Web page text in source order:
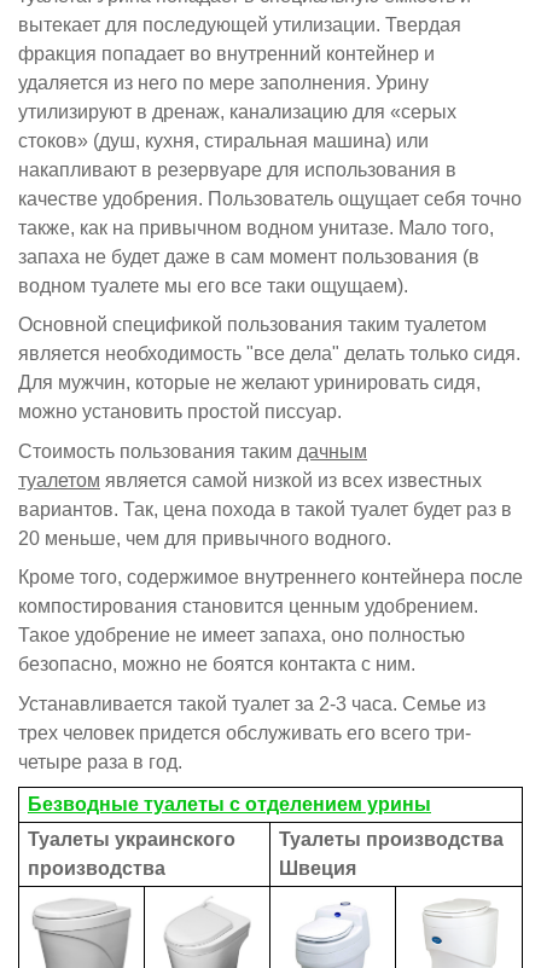
вытекает для последующей утилизации. Твердая
фракция попадает во внутренний контейнер и
удаляется из него по мере заполнения. Урину
утилизируют в дренаж, канализацию для «серых
стоков» (душ, кухня, стиральная машина) или
накапливают в резервуаре для использования в
качестве удобрения. Пользователь ощущает себя точно
также, как на привычном водном унитазе. Мало того,
запаха не будет даже в сам момент пользования (в
водном туалете мы его все таки ощущаем).
Основной спецификой пользования таким туалетом
является необходимость "все дела" делать только сидя.
Для мужчин, которые не желают уринировать сидя,
можно установить простой писсуар.
Стоимость пользования таким дачным
туалетом является самой низкой из всех известных
вариантов. Так, цена похода в такой туалет будет раз в
20 меньше, чем для привычного водного.
Кроме того, содержимое внутреннего контейнера после
компостирования становится ценным удобрением.
Такое удобрение не имеет запаха, оно полностью
безопасно, можно не боятся контакта с ним.
Устанавливается такой туалет за 2-3 часа. Семье из
трех человек придется обслуживать его всего три-
четыре раза в год.
Безводные туалеты с отделением урины
Туалеты украинского
производства
Туалеты производства
Швеция